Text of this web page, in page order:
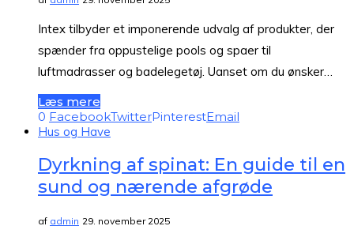
Intex tilbyder et imponerende udvalg af produkter, der
spænder fra oppustelige pools og spaer til
luftmadrasser og badelegetøj. Uanset om du ønsker…
Læs mere
0 FacebookTwitterPinterestEmail
Hus og Have
Dyrkning af spinat: En guide til en
sund og nærende afgrøde
af admin 29. november 2025